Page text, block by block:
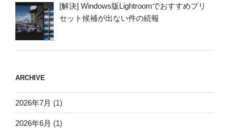
[解決] Windows版Lightroomでおすすめプリ
セット候補が出ない件の続報
ARCHIVE
2026年7月 (1)
2026年6月 (1)